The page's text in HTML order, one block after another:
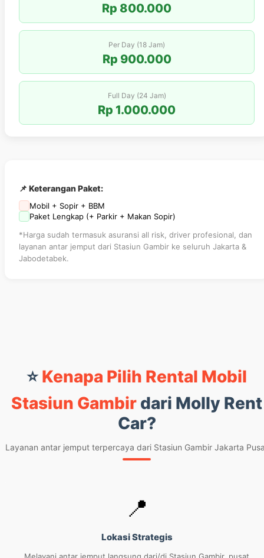
Rp 800.000
Per Day (18 Jam)
Rp 900.000
Full Day (24 Jam)
Rp 1.000.000
📌 Keterangan Paket:
Mobil + Sopir + BBM
Paket Lengkap (+ Parkir + Makan Sopir)
*Harga sudah termasuk asuransi all risk, driver profesional, dan
layanan antar jemput dari Stasiun Gambir ke seluruh Jakarta &
Jabodetabek.
⭐ Kenapa Pilih Rental Mobil
Stasiun Gambir dari Molly Rent
Car?
Layanan antar jemput terpercaya dari Stasiun Gambir Jakarta
📍
Lokasi Strategis